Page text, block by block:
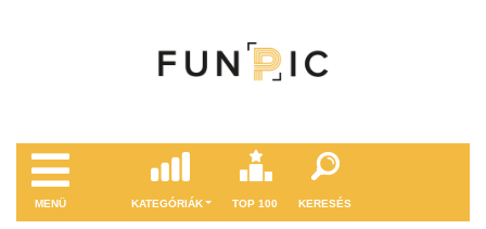
MENÜ KATEGÓRIÁK TOP 100 KERESÉS